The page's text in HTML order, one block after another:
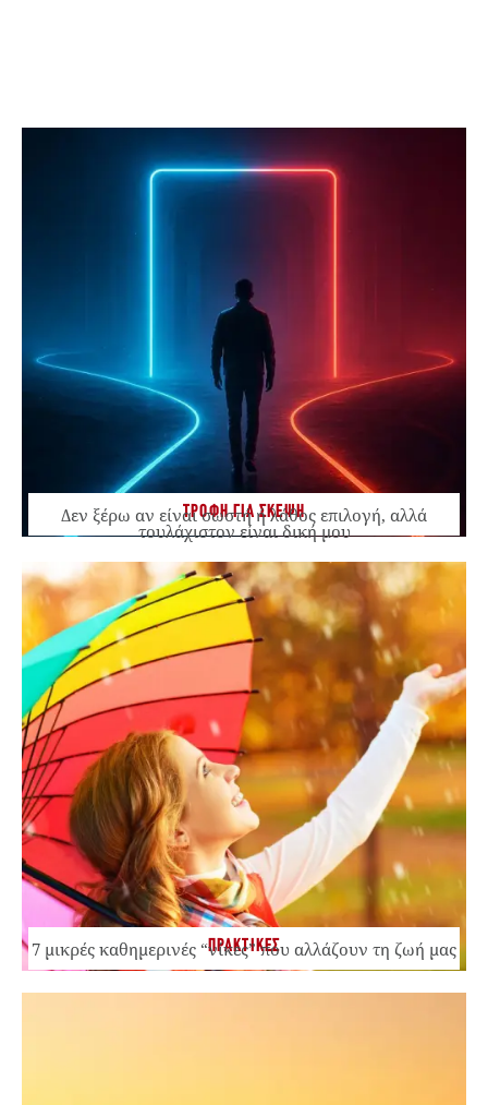
ΤΡΟΦΗ ΓΙΑ ΣΚΕΨΗ
Δεν ξέρω αν είναι σωστή ή λάθος επιλογή, αλλά
τουλάχιστον είναι δική μου
ΠΡΑΚΤΙΚΕΣ
7 μικρές καθημερινές “νίκες” που αλλάζουν τη ζωή μας